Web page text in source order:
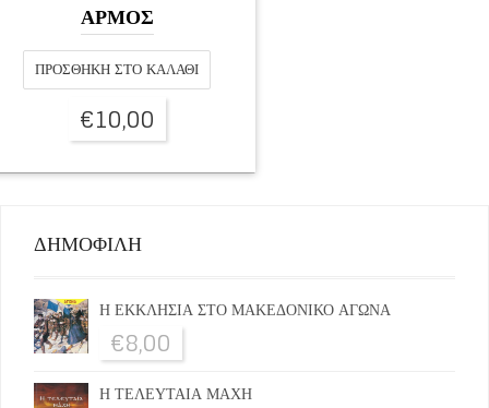
ΑΡΜΟΣ
ΠΡΟΣΘΉΚΗ ΣΤΟ ΚΑΛΆΘΙ
€10,00
ΔΗΜΟΦΙΛΗ
Η ΕΚΚΛΗΣΙΑ ΣΤΟ ΜΑΚΕΔΟΝΙΚΟ ΑΓΩΝΑ
€8,00
Η ΤΕΛΕΥΤΑΙΑ ΜΑΧΗ